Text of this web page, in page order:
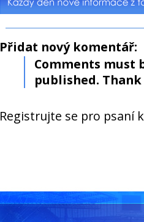
Přidat nový komentář:
Comments must
published. Thank
Registrujte se pro psaní